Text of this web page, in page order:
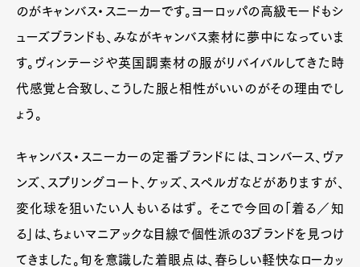
のがキャンバス・スニーカーです。ヨーロッパの高級モードもシ
ューズブランドも、みながキャンバス素材に夢中になっていま
す。ヴィンテージや英国調素材の服がリバイバルしてきた時
代感覚と合致し、こうした服と相性がいいのがその理由でし
ょう。
キャンバス・スニーカーの定番ブランドには、コンバース、ヴァ
ンズ、スプリングコート、ケッズ、スペルガなどがありますが、
変化球を狙いたい人もいるはず。 そこで今回の「着る／知
る」は、ちょいマニアックな目線で個性派の3ブランドを見つけ
てきました。旬を意識した着眼点は、春らしい軽快なローカッ